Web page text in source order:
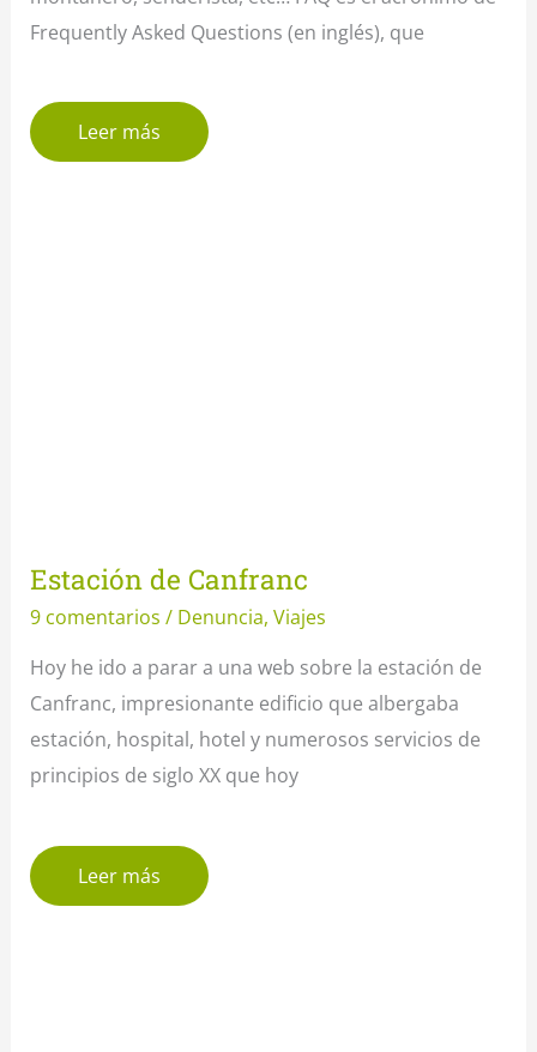
Frequently Asked Questions (en inglés), que
Leer más
Estación de Canfranc
9 comentarios / Denuncia,Viajes
Hoy he ido a parar a una web sobre la estación de
Canfranc, impresionante edificio que albergaba
estación, hospital, hotel y numerosos servicios de
principios de siglo XX que hoy
Leer más